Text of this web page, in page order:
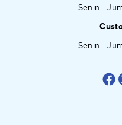
Senin -
Senin -